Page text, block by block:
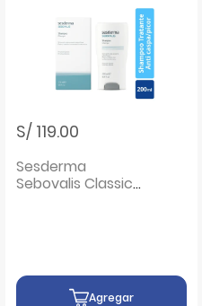
S/ 119.00
Sesderma
Sebovalis Classic
Agregar